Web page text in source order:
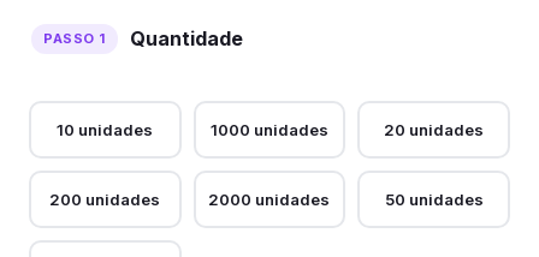
Quantidade
10 unidades 1000 unidades 20 unidades
200 unidades 2000 unidades 50 unidades